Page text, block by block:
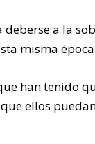
a la
misma
han tenido
ellos